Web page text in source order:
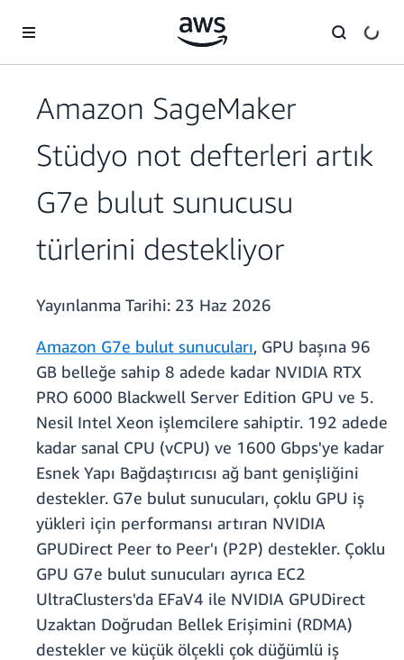
Amazon SageMaker
Stüdyo not defterleri artık
G7e bulut sunucusu
türlerini destekliyor
Yayınlanma Tarihi: 23 Haz 2026
Amazon G7e bulut sunucuları, GPU başına 96
GB belleğe sahip 8 adede kadar NVIDIA RTX
PRO 6000 Blackwell Server Edition GPU ve 5.
Nesil Intel Xeon işlemcilere sahiptir. 192 adede
kadar sanal CPU (vCPU) ve 1600 Gbps'ye kadar
Esnek Yapı Bağdaştırıcısı ağ bant genişliğini
destekler. G7e bulut sunucuları, çoklu GPU iş
yükleri için performansı artıran NVIDIA
GPUDirect Peer to Peer'ı (P2P) destekler. Çoklu
GPU G7e bulut sunucuları ayrıca EC2
UltraClusters'da EFaV4 ile NVIDIA GPUDirect
Uzaktan Doğrudan Bellek Erişimini (RDMA)
destekler ve küçük ölçekli çok düğümlü iş